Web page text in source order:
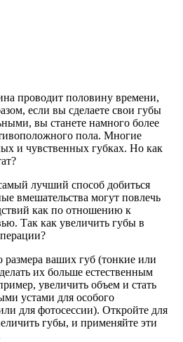
проводит половину времени,
если вы сделаете свои губы
вы станете намного более
пола. Многие
и чувственных губках. Но как
лучший способ добиться
вмешательства могут повлечь
как по отношению к
Так как увеличить губы в
ваших губ (тонкие или
их больше естественным
увеличить объем и стать
устами для особого
для фотосессии). Откройте для
губы, и применяйте эти